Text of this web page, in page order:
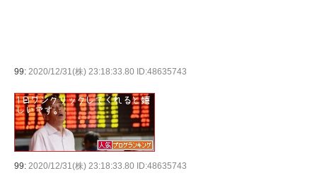
99: 2020/12/31(株) 23:18:33.80 ID:48635743
99: 2020/12/31(株) 23:18:33.80 ID:48635743